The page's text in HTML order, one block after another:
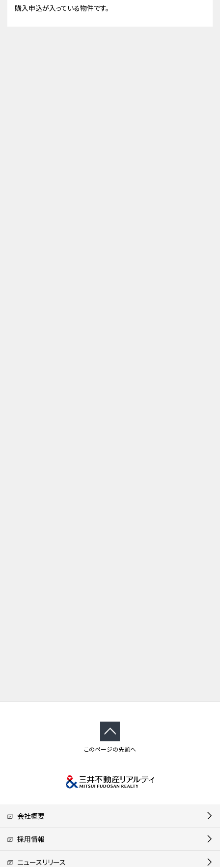
購入申込が入っている物件です。
このページの先頭へ
会社概要
採用情報
ニュースリリース